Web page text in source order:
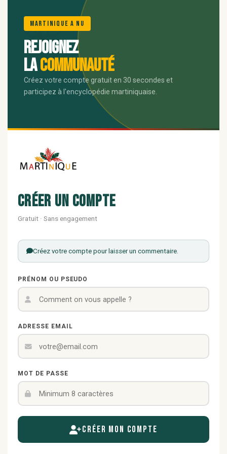
🌺
Martinique A Nu
Rejoignez
lacommunauté
Créez votre compte gratuit en 30 secondes et
participez à l'encyclopédie martiniquaise.
Créer un compte
Gratuit · Sans engagement
Créez votre compte pour laisser un commentaire.
PRÉNOM OU PSEUDO
ADRESSE EMAIL
MOT DE PASSE
Créer mon compte